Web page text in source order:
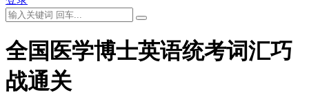
全国医学博士英语统考词汇巧
战通关